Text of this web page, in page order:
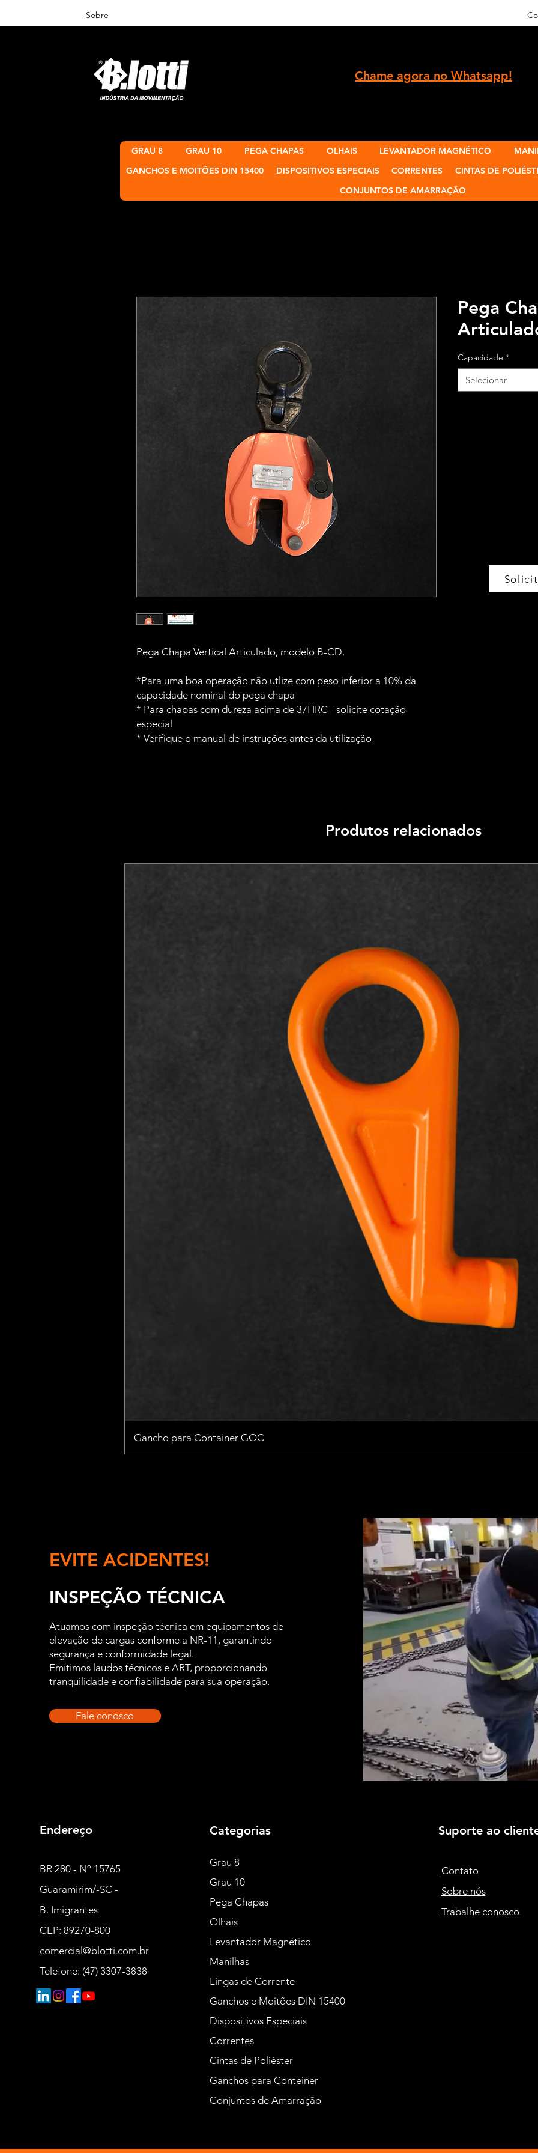
Sobre
Chame agora no Whatsapp!
GRAU 8 GRAU 10 PEGA CHAPAS OLHAIS LEVANTADOR MAGNÉTICO
GANCHOS E MOITÕES DIN 15400
DISPOSITIVOS ESPECIAIS CORRENTES CINTAS DE
CONJUNTOS DE AMARRAÇÃO
Pega Chapa Vertical Articulado, modelo B-CD.
*Para uma boa operação não utlize com peso inferior a 10% da
capacidade nominal do pega chapa
* Para chapas com dureza acima de 37HRC - solicite cotação
especial
* Verifique o manual de instruções antes da utilização
Pega
Capacidade *
Selecionar
Produtos relacionados
Gancho para Container GOC
EVITE ACIDENTES!
INSPEÇÃO TÉCNICA
Atuamos com inspeção técnica em equipamentos de
elevação de cargas conforme a NR-11, garantindo
segurança e conformidade legal.
Emitimos laudos técnicos e ART, proporcionando
tranquilidade e confiabilidade para sua operação.
Fale conosco
Endereço
BR 280 - Nº 15765
Guaramirim/-SC -
B. Imigrantes
CEP: 89270-800
comercial@blotti.com.br
Telefone: (47) 3307-3838
Categorias
Grau 8
Grau 10
Pega Chapas
Olhais
Levantador Magnético
Manilhas
Lingas de Corrente
Ganchos e Moitões DIN 15400
Dispositivos Especiais
Correntes
Cintas de Poliéster
Ganchos para Conteiner
Conjuntos de Amarração
Suporte ao
Contato
Sobre nós
Trabalhe conosco